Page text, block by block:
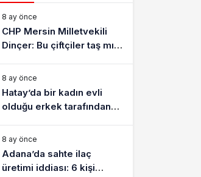
8 ay önce
CHP Mersin Milletvekili
Dinçer: Bu çiftçiler taş mı
8 ay önce
Hatay’da bir kadın evli
olduğu erkek tarafından
8 ay önce
Adana’da sahte ilaç
üretimi iddiası: 6 kişi